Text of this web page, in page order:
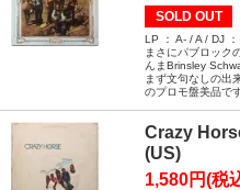
SOLD OUT
LP ： A- / A / DJ
まさにパブロック
んまBrinsley
まず文句なしの出
のプロモ盤美品です
Crazy
(US)
1,580円(税